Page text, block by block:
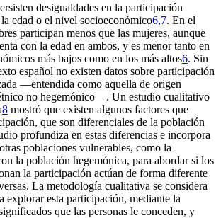
desigualdades en la participación
edad o el nivel socioeconómico6,7. En el
participan menos que las mujeres, aunque
con la edad en ambos, y es menor tanto en
más bajos como en los más altos6. Sin
español no existen datos sobre participación
—entendida como aquella de origen
no hegemónico—. Un estudio cualitativo
8 mostró que existen algunos factores que
que son diferenciales de la población
profundiza en estas diferencias e incorpora
poblaciones vulnerables, como la
la población hegemónica, para abordar si los
la participación actúan de forma diferente
La metodología cualitativa se considera
explorar esta participación, mediante la
que las personas le conceden, y